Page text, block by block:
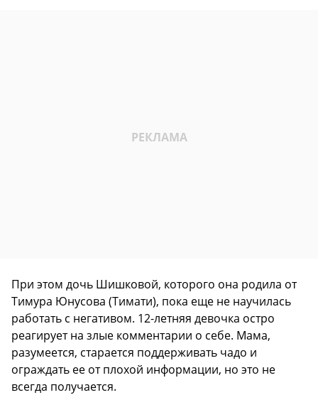
При этом дочь Шишковой, которого она родила от
Тимура Юнусова (Тимати), пока еще не научилась
работать с негативом. 12-летняя девочка остро
реагирует на злые комментарии о себе. Мама,
разумеется, старается поддерживать чадо и
ограждать ее от плохой информации, но это не
всегда получается.